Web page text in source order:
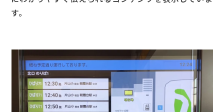
す。